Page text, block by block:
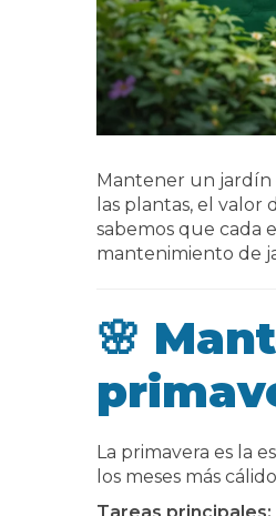
Mantener un jardín
las plantas, el
sabemos que cada
mantenimiento de
🌸
La primavera es la
los meses más